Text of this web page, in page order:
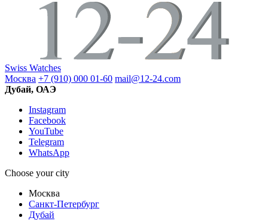
Swiss Watches
Москва +7 (910) 000 01-60 mail@12-24.com
Дубай, ОАЭ
Instagram
Facebook
YouTube
Telegram
WhatsApp
Choose your city
Москва
Санкт-Петербург
Дубай